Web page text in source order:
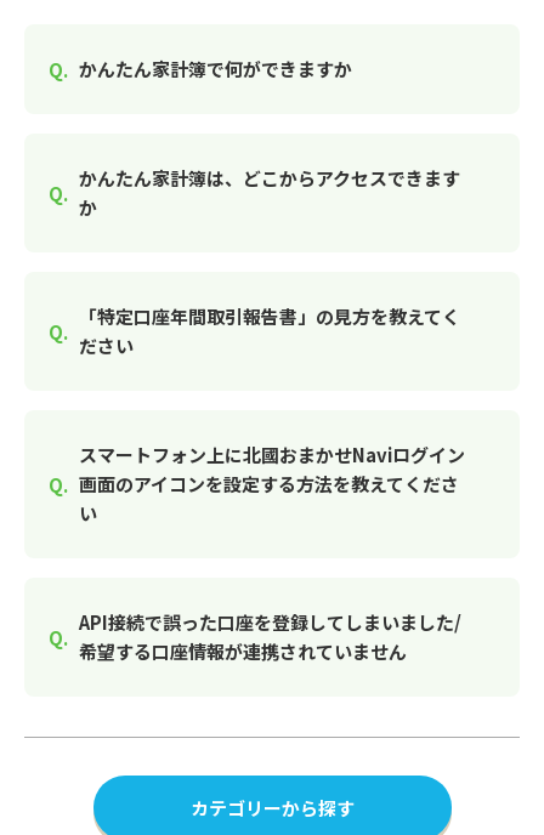
かんたん家計簿で何ができますか
かんたん家計簿は、どこからアクセスできます
か
「特定口座年間取引報告書」の見方を教えてく
ださい
スマートフォン上に北國おまかせNaviログイン
画面のアイコンを設定する方法を教えてくださ
い
API接続で誤った口座を登録してしまいました/
希望する口座情報が連携されていません
カテゴリーから探す